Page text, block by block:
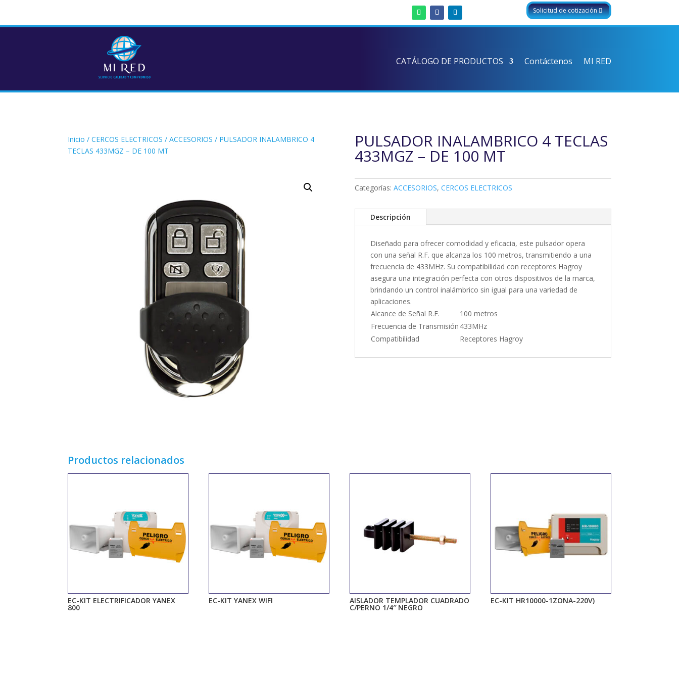
Solicitud de cotización
CATÁLOGO DE PRODUCTOS Contáctenos MI RED
Inicio /CERCOS ELECTRICOS /ACCESORIOS / PULSADOR INALAMBRICO 4
TECLAS 433MGZ – DE 100 MT
PULSADOR INALAMBRICO 4 TECLAS
433MGZ – DE 100 MT
Categorías: ACCESORIOS, CERCOS ELECTRICOS
Descripción
Diseñado para ofrecer comodidad y eficacia, este pulsador opera
con una señal R.F. que alcanza los 100 metros, transmitiendo a una
frecuencia de 433MHz. Su compatibilidad con receptores Hagroy
asegura una integración perfecta con otros dispositivos de la marca,
brindando un control inalámbrico sin igual para una variedad de
aplicaciones.
Alcance de Señal R.F.
100 metros
Frecuencia de Transmisión 433MHz
Compatibilidad
Receptores Hagroy
Productos relacionados
EC-KIT ELECTRIFICADOR YANEX
800
EC-KIT YANEX WIFI AISLADOR TEMPLADOR CUADRADO
C/PERNO 1/4″ NEGRO
EC-KIT HR10000-1ZONA-220V)